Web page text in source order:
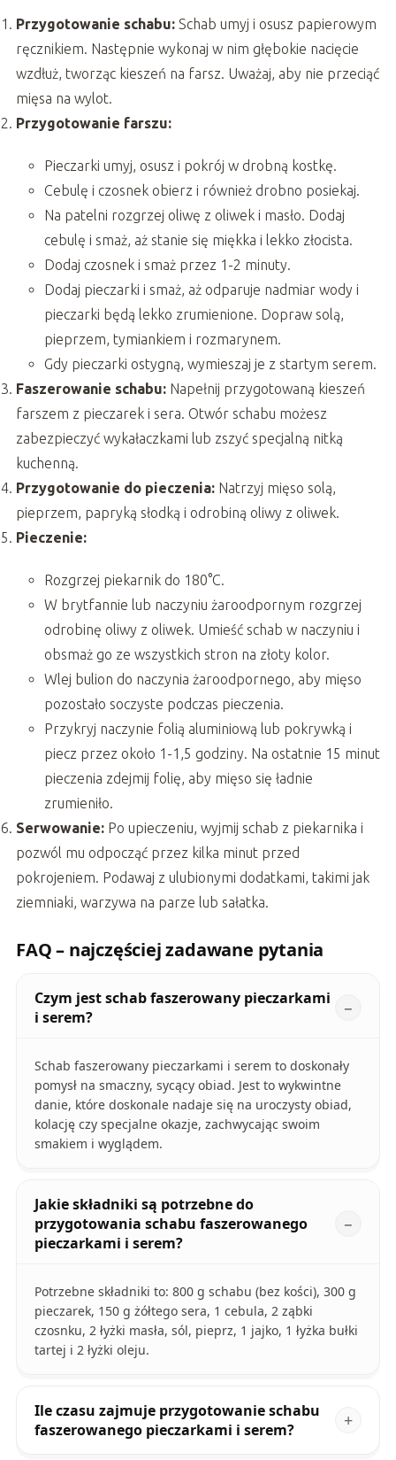
Przygotowanie schabu:Schab umyj i osusz papierowym
ręcznikiem. Następnie wykonaj w nim głębokie nacięcie
wzdłuż, tworząc kieszeń na farsz. Uważaj, aby nie przeciąć
mięsa na wylot.
Przygotowanie farszu:
Pieczarki umyj, osusz i pokrój w drobną kostkę.
Cebulę i czosnek obierz i również drobno posiekaj.
Na patelni rozgrzej oliwę z oliwek i masło. Dodaj
cebulę i smaż, aż stanie się miękka i lekko złocista.
Dodaj czosnek i smaż przez 1-2 minuty.
Dodaj pieczarki i smaż, aż odparuje nadmiar wody i
pieczarki będą lekko zrumienione. Dopraw solą,
pieprzem, tymiankiem i rozmarynem.
Gdy pieczarki ostygną, wymieszaj je z startym serem.
Faszerowanie schabu:Napełnij przygotowaną kieszeń
farszem z pieczarek i sera. Otwór schabu możesz
zabezpieczyć wykałaczkami lub zszyć specjalną nitką
kuchenną.
Przygotowanie do pieczenia:Natrzyj mięso solą,
pieprzem, papryką słodką i odrobiną oliwy z oliwek.
Pieczenie:
Rozgrzej piekarnik do 180°C.
W brytfannie lub naczyniu żaroodpornym rozgrzej
odrobinę oliwy z oliwek. Umieść schab w naczyniu i
obsmaż go ze wszystkich stron na złoty kolor.
Wlej bulion do naczynia żaroodpornego, aby mięso
pozostało soczyste podczas pieczenia.
Przykryj naczynie folią aluminiową lub pokrywką i
piecz przez około 1-1,5 godziny. Na ostatnie 15 minut
pieczenia zdejmij folię, aby mięso się ładnie
zrumieniło.
Serwowanie:Po upieczeniu, wyjmij schab z piekarnika i
pozwól mu odpocząć przez kilka minut przed
pokrojeniem. Podawaj z ulubionymi dodatkami, takimi jak
ziemniaki, warzywa na parze lub sałatka.
FAQ – najczęściej zadawane pytania
Czym jest schab faszerowany pieczarkami
i serem?
Schab faszerowany pieczarkami i serem to doskonały
pomysł na smaczny, sycący obiad. Jest to wykwintne
danie, które doskonale nadaje się na uroczysty obiad,
kolację czy specjalne okazje, zachwycając swoim
smakiem i wyglądem.
Jakie składniki są potrzebne do
przygotowania schabu faszerowanego
pieczarkami i serem?
Potrzebne składniki to: 800 g schabu (bez kości), 300 g
pieczarek, 150 g żółtego sera, 1 cebula, 2 ząbki
czosnku, 2 łyżki masła, sól, pieprz, 1 jajko, 1 łyżka bułki
tartej i 2 łyżki oleju.
Ile czasu zajmuje przygotowanie schabu
faszerowanego pieczarkami i serem?